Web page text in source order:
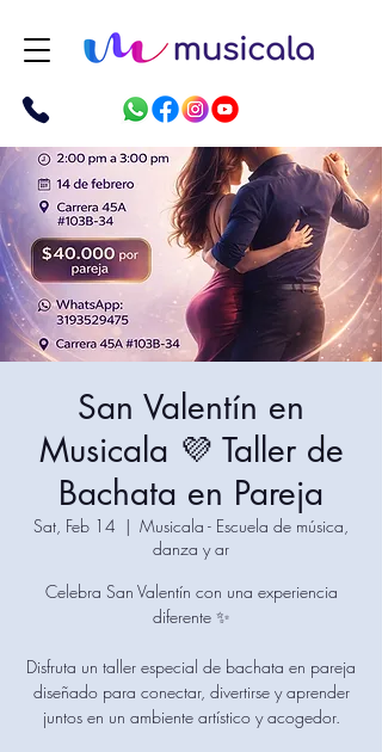
San Valentín en
Musicala 💜 Taller de
Bachata en Pareja
Sat, Feb 14
  |
Musicala - Escuela de música,
danza y ar
Celebra San Valentín con una experiencia
diferente ✨
Disfruta un taller especial de bachata en pareja
diseñado para conectar, divertirse y aprender
juntos en un ambiente artístico y acogedor.